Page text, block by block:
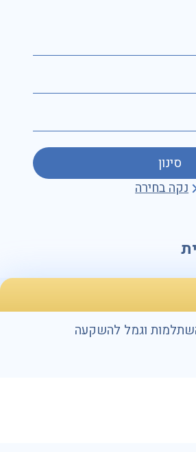
סינון
נקה בחירה
וגמל להשקעה